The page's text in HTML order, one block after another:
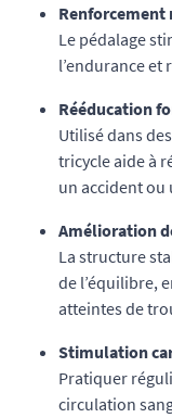
Renforcement
Le pédalage
l’endurance
Rééducation
Utilisé dans
tricycle aide à
un accident
Amélioration
La structure
de l’équilibre,
atteintes de
Stimulation
Pratiquer
circulation